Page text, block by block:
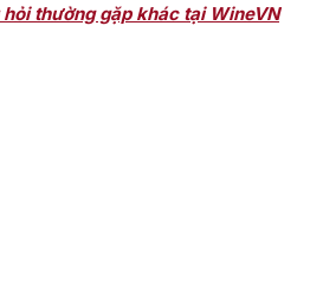
hỏi thường gặp khác tại WineVN